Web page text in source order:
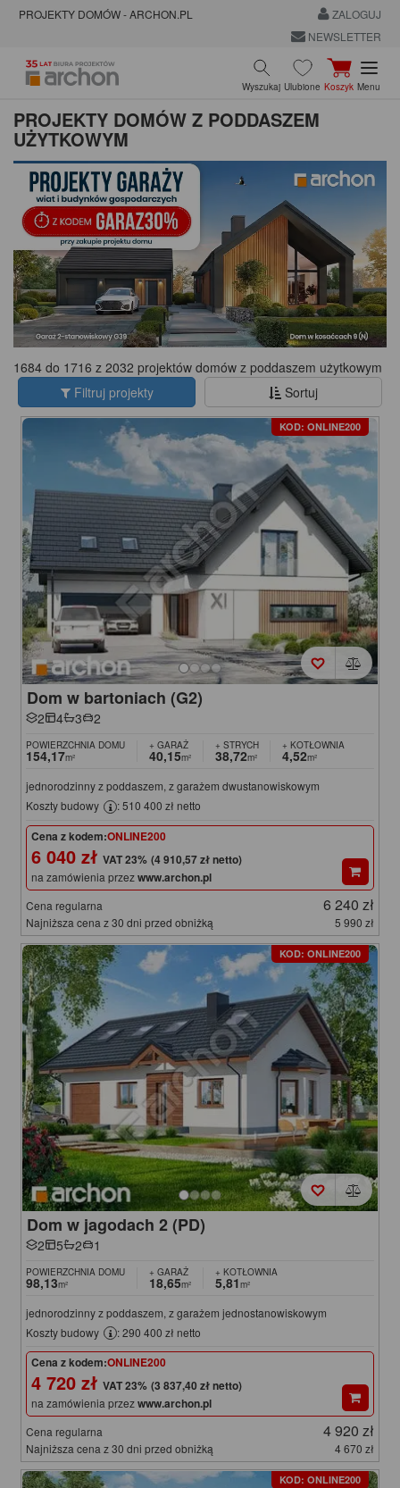
PROJEKTY DOMÓW - ARCHON.PL
ZALOGUJ
NEWSLETTER
Wyszukaj Ulubione Koszyk Menu
PROJEKTY DOMÓW Z PODDASZEM
UŻYTKOWYM
1684 do 1716 z 2032 projektów domów z poddaszem użytkowym
Filtruj projekty
Sortuj
KOD: ONLINE200
Dom w bartoniach (G2)
2 4 3 2
POWIERZCHNIA DOMU
154,17m²
+ GARAŻ
40,15m²
+ STRYCH
38,72m²
+ KOTŁOWNIA
4,52m²
jednorodzinny z poddaszem, z garażem dwustanowiskowym
Koszty budowy
: 510 400 zł netto
Cena z kodem:ONLINE200
6 040 zł (4 910,57 zł netto)
na zamówienia przezwww.archon.pl
Cena regularna 6 240 zł
Najniższa cena z 30 dni przed obniżką 5 990 zł
KOD: ONLINE200
Dom w jagodach 2 (PD)
2 5 2 1
POWIERZCHNIA DOMU
98,13m²
+ GARAŻ
18,65m²
+ KOTŁOWNIA
5,81m²
jednorodzinny z poddaszem, z garażem jednostanowiskowym
Koszty budowy
: 290 400 zł netto
Cena z kodem:ONLINE200
4 720 zł (3 837,40 zł netto)
na zamówienia przezwww.archon.pl
Cena regularna 4 920 zł
Najniższa cena z 30 dni przed obniżką 4 670 zł
KOD: ONLINE200